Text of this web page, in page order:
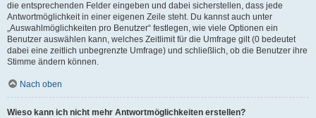
die entsprechenden Felder eingeben und dabei sicherstellen, dass jede
Antwortmöglichkeit in einer eigenen Zeile steht. Du kannst auch unter
„Auswahlmöglichkeiten pro Benutzer“ festlegen, wie viele Optionen ein
Benutzer auswählen kann, welches Zeitlimit für die Umfrage gilt (0 bedeutet
dabei eine zeitlich unbegrenzte Umfrage) und schließlich, ob die Benutzer ihre
Stimme ändern können.
Nach oben
Wieso kann ich nicht mehr Antwortmöglichkeiten erstellen?